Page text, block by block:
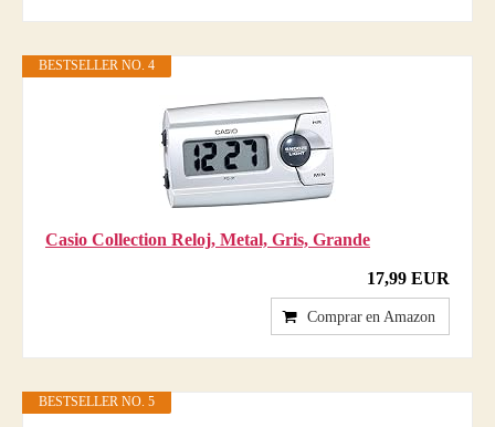
BESTSELLER NO. 4
Casio Collection Reloj, Metal, Gris, Grande
17,99 EUR
Comprar en Amazon
BESTSELLER NO. 5